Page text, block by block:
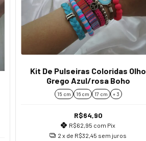
Kit De Pulseiras Coloridas Olho
Grego Azul/rosa Boho
15 cm 16 cm 17 cm + 3
R$64,90
R$62,95 com Pix
2 x de R$32,45 sem juros